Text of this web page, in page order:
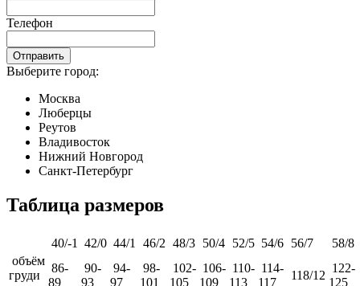
Телефон
Отправить
Выберите город:
Москва
Люберцы
Реутов
Владивосток
Нижний Новгород
Санкт-Петербург
Таблица размеров
40/-1 42/0 44/1 46/2 48/3 50/4 52/5 54/6 56/7
58/8
объём
груди
86-
89
90-
93
94-
97
98-
101
102-
105
106-
109
110-
113
114-
117
118/12
122-
125